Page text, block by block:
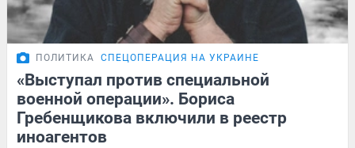
ПОЛИТИКА СПЕЦОПЕРАЦИЯ НА УКРАИНЕ
«Выступал против специальной
военной операции». Бориса
Гребенщикова включили в реестр
иноагентов